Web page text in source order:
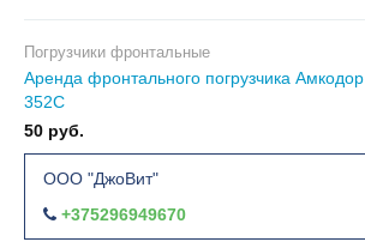
Погрузчики фронтальные
Аренда фронтального погрузчика Амкодор
352С
50 руб.
ООО "ДжоВит"
+375296949670